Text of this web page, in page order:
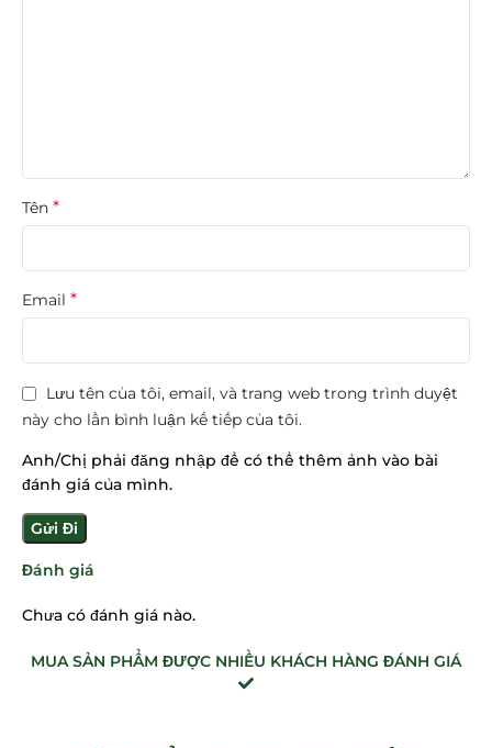
Đánh giá
Chưa có đánh giá nào.
Tên *
Email *
Lưu tên của tôi, email, và trang web trong trình duyệt
này cho lần bình luận kế tiếp của tôi.
Anh/Chị phải đăng nhập để có thể thêm ảnh vào bài
đánh giá của mình.
MUA SẢN PHẨM ĐƯỢC NHIỀU KHÁCH HÀNG ĐÁNH GIÁ